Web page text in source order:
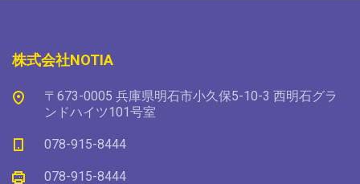
株式会社NOTIA
〒673-0005 兵庫県明石市小久保5-10-3 西明石グラ
ンドハイツ101号室
078-915-8444
078-915-8444